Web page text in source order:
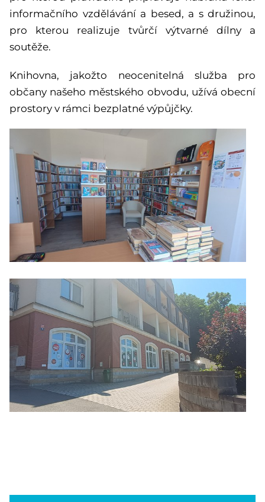
informačního vzdělávání a besed, a s družinou,
pro kterou realizuje tvůrčí výtvarné dílny a
soutěže.
Knihovna, jakožto neocenitelná služba pro
občany našeho městského obvodu, užívá obecní
prostory v rámci bezplatné výpůjčky.